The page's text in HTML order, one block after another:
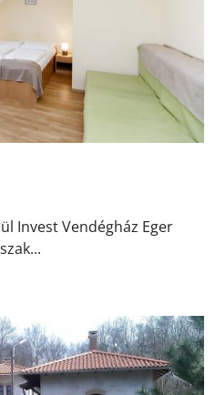
Invest Vendégház Eger